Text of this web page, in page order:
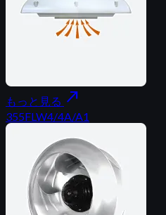
もっと見る north_east
355FLW4/4A/A1